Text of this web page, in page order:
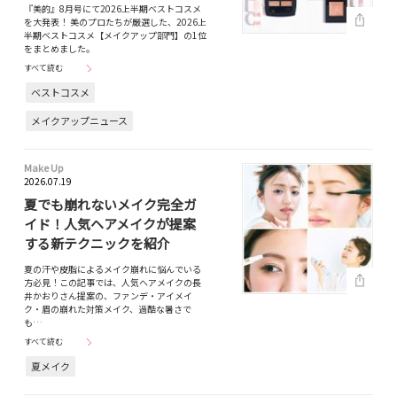
『美的』8月号にて2026上半期ベストコスメ
を大発表！ 美のプロたちが厳選した、2026上
半期ベストコスメ【メイクアップ部門】の1位
をまとめました。
すべて読む
ベストコスメ
メイクアップニュース
Make Up
2026.07.19
夏でも崩れないメイク完全ガ
イド！人気ヘアメイクが提案
する新テクニックを紹介
夏の汗や皮脂によるメイク崩れに悩んでいる
方必見！この記事では、人気ヘアメイクの長
井かおりさん提案の、ファンデ・アイメイ
ク・眉の崩れた対策メイク、過酷な暑さで
も…
すべて読む
夏メイク